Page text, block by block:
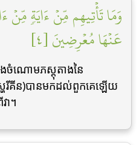
وَمَا تَأۡتِيهِم مِّنۡ ءَايَةٖ مِّنۡ
عَنۡهَا مُعۡرِضِينَ [٤]
ចំណោមភស្តុតាងនៃ
ហរីគីន)បានមកដល់ពួកគេឡើយ
ា។